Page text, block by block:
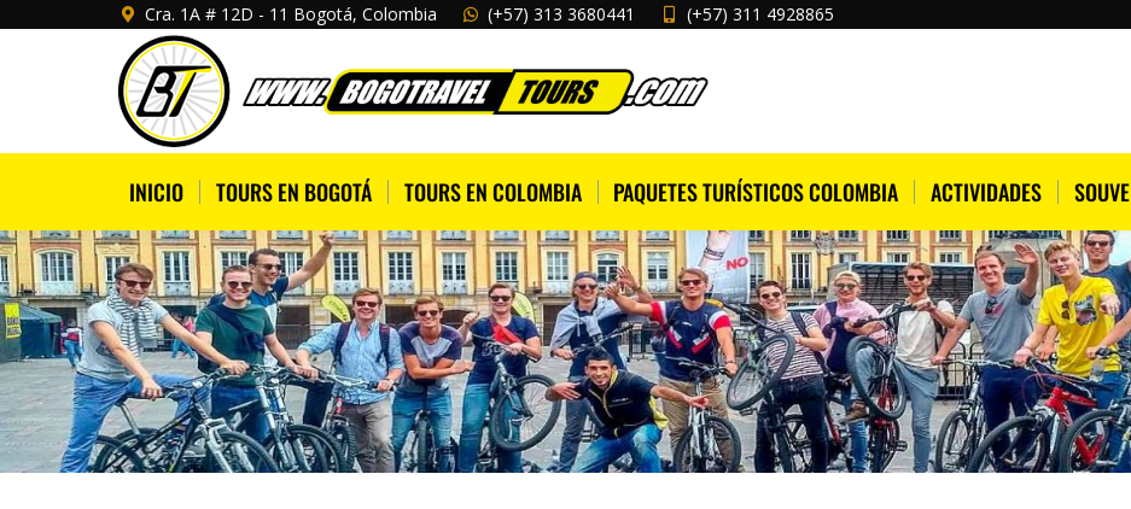
Cra. 1A # 12D - 11 Bogotá, Colombia (+57) 313 3680441 (+57) 311 4928865
INICIO TOURS EN BOGOTÁ TOURS EN COLOMBIA PAQUETES TURÍSTICOS COLOMBIA ACTIVIDADES